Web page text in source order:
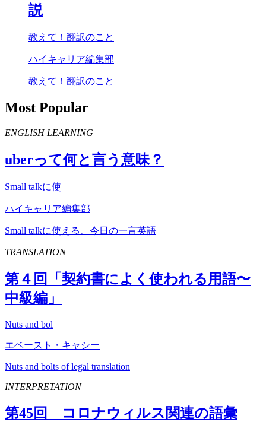
説
教えて！翻訳のこと
ハイキャリア編集部
教えて！翻訳のこと
Most Popular
ENGLISH LEARNING
uberって何と言う意味？
Small talkに使
ハイキャリア編集部
Small talkに使える、今日の一言英語
TRANSLATION
第４回「契約書によく使われる用語〜
中級編」
Nuts and bol
エベースト・キャシー
Nuts and bolts of legal translation
INTERPRETATION
第45回 コロナウィルス関連の語彙